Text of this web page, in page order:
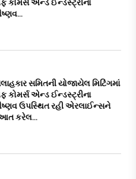
કોમર્સ એન્ડ ઈન્ડસ્ટ્રીના
સમિતની યોજાયેલ મિટિંગમાં
કોમર્સ એન્ડ ઈન્ડસ્ટ્રીના
ઉપસ્થિત રહી એરલાઈન્સને
કરેલ…